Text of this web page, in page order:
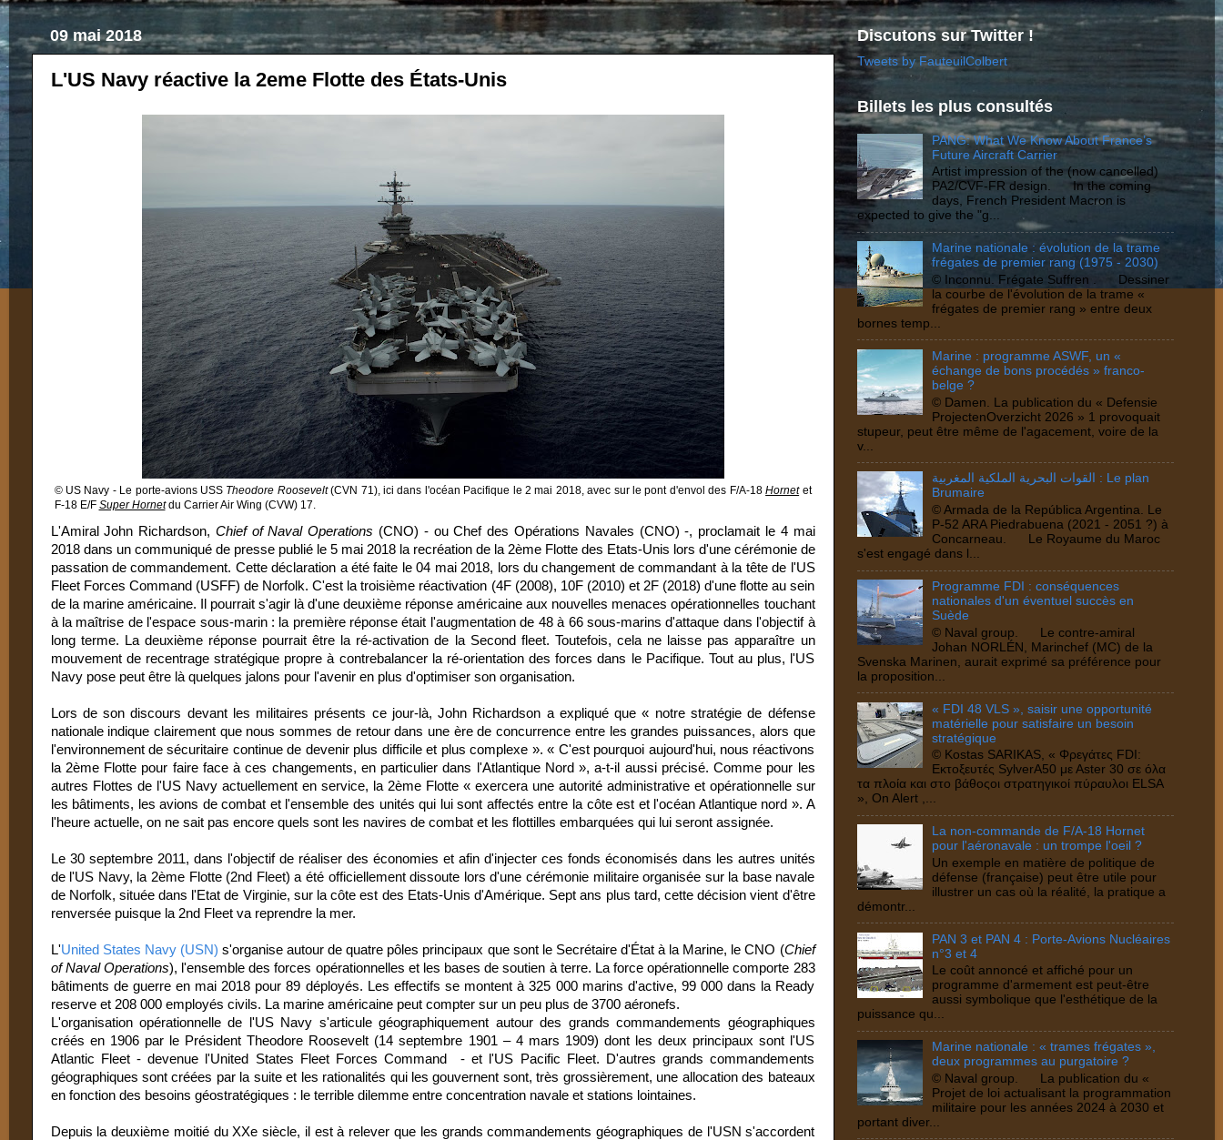
09 mai 2018
L'US Navy réactive la 2eme Flotte des États-Unis
© US Navy - Le porte-avions USS Theodore Roosevelt(CVN 71), ici dans l'océan Pacifique le 2 mai 2018, avec sur le pont d'envol des F/A-18Hornetet
F-18 E/F Super Hornetdu Carrier Air Wing (CVW) 17.
L'Amiral John Richardson, Chief of Naval Operations (CNO) - ou Chef des Opérations Navales (CNO) -, proclamait le 4 mai
2018 dans un communiqué de presse publié le 5 mai 2018 la recréation de la 2ème Flotte des Etats-Unis lors d'une cérémonie de
passation de commandement. Cette déclaration a été faite le 04 mai 2018, lors du changement de commandant à la tête de l'US
Fleet Forces Command (USFF) de Norfolk. C'est la troisième réactivation (4F (2008), 10F (2010) et 2F (2018) d'une flotte au sein
de la marine américaine. Il pourrait s'agir là d'une deuxième réponse américaine aux nouvelles menaces opérationnelles touchant
à la maîtrise de l'espace sous-marin : la première réponse était l'augmentation de 48 à 66 sous-marins d'attaque dans l'objectif à
long terme. La deuxième réponse pourrait être la ré-activation de la Second fleet. Toutefois, cela ne laisse pas apparaître un
mouvement de recentrage stratégique propre à contrebalancer la ré-orientation des forces dans le Pacifique. Tout au plus, l'US
Navy pose peut être là quelques jalons pour l'avenir en plus d'optimiser son organisation.
Lors de son discours devant les militaires présents ce jour-là, John Richardson a expliqué que « notre stratégie de défense
nationale indique clairement que nous sommes de retour dans une ère de concurrence entre les grandes puissances, alors que
l'environnement de sécuritaire continue de devenir plus difficile et plus complexe ». « C'est pourquoi aujourd'hui, nous réactivons
la 2ème Flotte pour faire face à ces changements, en particulier dans l'Atlantique Nord », a-t-il aussi précisé. Comme pour les
autres Flottes de l'US Navy actuellement en service, la 2ème Flotte « exercera une autorité administrative et opérationnelle sur
les bâtiments, les avions de combat et l'ensemble des unités qui lui sont affectés entre la côte est et l'océan Atlantique nord ». A
l'heure actuelle, on ne sait pas encore quels sont les navires de combat et les flottilles embarquées qui lui seront assignée.
Le 30 septembre 2011, dans l'objectif de réaliser des économies et afin d'injecter ces fonds économisés dans les autres unités
de l'US Navy, la 2ème Flotte (2nd Fleet) a été officiellement dissoute lors d'une cérémonie militaire organisée sur la base navale
de Norfolk, située dans l'Etat de Virginie, sur la côte est des Etats-Unis d'Amérique. Sept ans plus tard, cette décision vient d'être
renversée puisque la 2nd Fleet va reprendre la mer.
L'United States Navy (USN) s'organise autour de quatre pôles principaux que sont le Secrétaire d'État à la Marine, le CNO (Chief
of Naval Operations), l'ensemble des forces opérationnelles et les bases de soutien à terre. La force opérationnelle comporte 283
bâtiments de guerre en mai 2018 pour 89 déployés. Les effectifs se montent à 325 000 marins d'active, 99 000 dans la Ready
reserve et 208 000 employés civils. La marine américaine peut compter sur un peu plus de 3700 aéronefs.
L'organisation opérationnelle de l'US Navy s'articule géographiquement autour des grands commandements géographiques
créés en 1906 par le Président Theodore Roosevelt (14 septembre 1901 – 4 mars 1909) dont les deux principaux sont l'US
Atlantic Fleet - devenue l'United States Fleet Forces Command - et l'US Pacific Fleet. D'autres grands commandements
géographiques sont créées par la suite et les rationalités qui les gouvernent sont, très grossièrement, une allocation des bateaux
en fonction des besoins géostratégiques : le terrible dilemme entre concentration navale et stations lointaines.
Depuis la deuxième moitié du XXe siècle, il est à relever que les grands commandements géographiques de l'USN s'accordent
Discutons sur Twitter !
Tweets by FauteuilColbert
Billets les plus consultés
PANG: What We Know About France’s
Future Aircraft Carrier
Artist impression of the (now cancelled)
PA2/CVF-FR design. In the coming
days, French President Macron is
expected to give the "g...
Marine nationale : évolution de la trame
frégates de premier rang (1975 - 2030)
© Inconnu. Frégate Suffren . Dessiner
la courbe de l'évolution de la trame «
frégates de premier rang » entre deux
bornes temp...
Marine : programme ASWF, un «
échange de bons procédés » franco-
belge ?
© Damen. La publication du « Defensie
ProjectenOverzicht 2026 » 1 provoquait
stupeur, peut être même de l'agacement, voire de la
v...
القوات البحرية الملكية المغربية : Le plan
Brumaire
© Armada de la República Argentina. Le
P-52 ARA Piedrabuena (2021 - 2051 ?) à
Concarneau. Le Royaume du Maroc
s'est engagé dans l...
Programme FDI : conséquences
nationales d'un éventuel succès en
Suède
© Naval group. Le contre-amiral
Johan NORLÉN, Marinchef (MC) de la
Svenska Marinen, aurait exprimé sa préférence pour
la proposition...
« FDI 48 VLS », saisir une opportunité
matérielle pour satisfaire un besoin
stratégique
© Kostas SARIKAS, « Φρεγάτες FDI:
Eκτοξευτές SylverA50 με Αster 30 σε όλα
τα πλοία και στο βάθοςοι στρατηγικοί πύραυλοι ELSA
», On Alert ,...
La non-commande de F/A-18 Hornet
pour l'aéronavale : un trompe l'oeil ?
Un exemple en matière de politique de
défense (française) peut être utile pour
illustrer un cas où la réalité, la pratique a
démontr...
PAN 3 et PAN 4 : Porte-Avions Nucléaires
n°3 et 4
Le coût annoncé et affiché pour un
programme d'armement est peut-être
aussi symbolique que l'esthétique de la
puissance qu...
Marine nationale : « trames frégates »,
deux programmes au purgatoire ?
© Naval group. La publication du «
Projet de loi actualisant la programmation
militaire pour les années 2024 à 2030 et
portant diver...